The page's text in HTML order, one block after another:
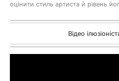
оцінити стиль артиста й рівень
Відео